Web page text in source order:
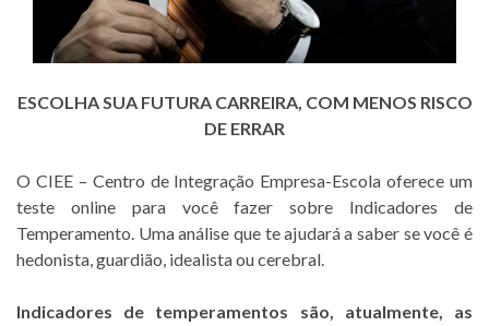
ESCOLHA SUA FUTURA CARREIRA, COM MENOS RISCO
DE ERRAR
O CIEE – Centro de Integração Empresa-Escola oferece um
teste online para você fazer sobre Indicadores de
Temperamento. Uma análise que te ajudará a saber se você é
hedonista, guardião, idealista ou cerebral.
Indicadores de temperamentos são, atualmente, as